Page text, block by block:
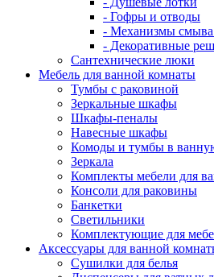
- Гофры и отводы
- Механизмы смыва
- Декоративные
Сантехнические люки
Мебель для ванной комнаты
Тумбы с раковиной
Зеркальные шкафы
Шкафы-пеналы
Навесные шкафы
Комоды и тумбы в
Зеркала
Комплекты мебели для
Консоли для раковины
Банкетки
Светильники
Комплектующие для
Аксессуары для ванной
Сушилки для белья